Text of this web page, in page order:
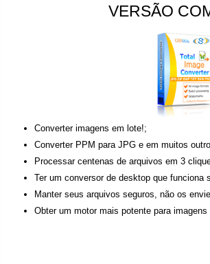
VERSÃO
Converter imagens em lote!;
Converter PPM para JPG e em muitos
Processar centenas de arquivos em 3
Ter um conversor de desktop que funciona
Manter seus arquivos seguros, não os
Obter um motor mais potente para